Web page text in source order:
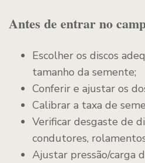
Antes de entrar no
Escolher os discos
tamanho da semente;
Conferir e ajustar os
Calibrar a taxa de
Verificar desgaste de
condutores,
Ajustar pressão/carga